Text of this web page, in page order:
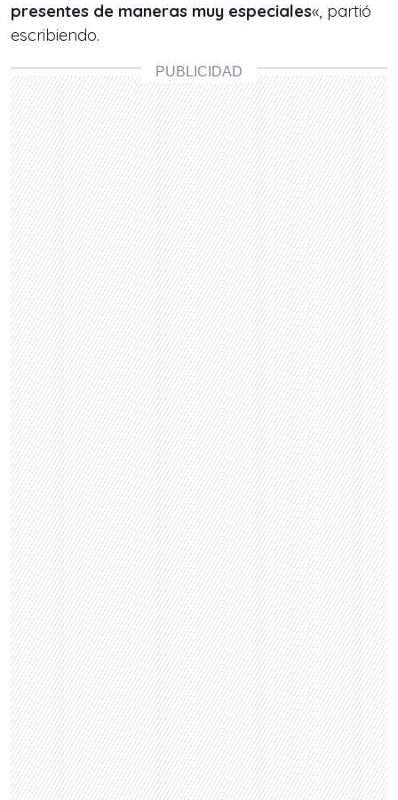
presentes de maneras muy especiales«, partió
escribiendo.